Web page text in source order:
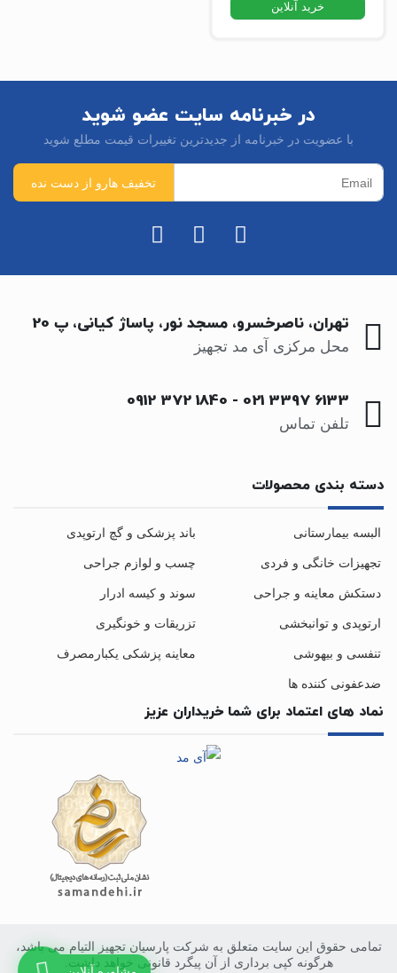
خرید آنلاین
در خبرنامه سایت عضو شوید
با عضویت در خبرنامه از جدیدترین تغییرات قیمت مطلع شوید
تهران، ناصرخسرو، مسجد نور، پاساژ کیانی، پ 20
محل مرکزی آی مد تجهیز
021 3397 6133
-
0912 372 1840
تلفن تماس
دسته بندی محصولات
البسه بیمارستانی باند پزشکی و گچ ارتوپدی
تجهیزات خانگی و فردی چسب و لوازم جراحی
دستکش معاینه و جراحی سوند و کیسه ادرار
ارتوپدی و توانبخشی تزریقات و خونگیری
تنفسی و بیهوشی معاینه پزشکی یکبارمصرف
ضدعفونی کننده ها
نماد های اعتماد برای شما خریداران عزیز
تمامی حقوق این سایت متعلق به شرکت پارسیان تجهیز التیام می باشد،
هرگونه کپی برداری از آن پیگرد قانونی خواهد داشت.